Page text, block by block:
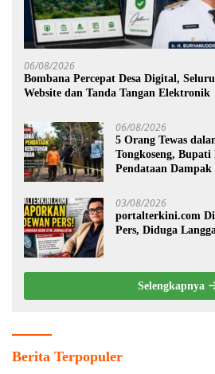
06/08/2026
Bombana Percepat Desa Digital,
Website dan Tanda Tangan Elektronik
06/08/2026
5 Orang Tewas
Tongkoseng,
Pendataan Dampak
03/08/2026
portalterkini.com
Pers, Diduga
Selengkapnya
Berita Terpopuler